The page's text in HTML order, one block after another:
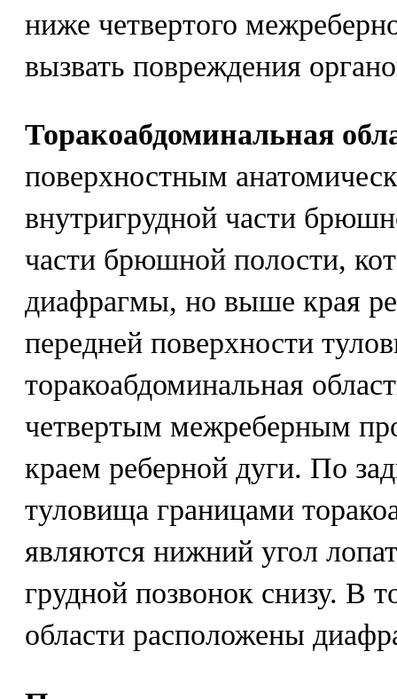
ниже четвертого
вызвать повреждения
Торакоабдоминальная
поверхностным
внутригрудной части
части брюшной полости,
диафрагмы, но выше края
передней поверхности
торакоабдоминальная
четвертым межреберным
краем реберной дуги. По
туловища границами
являются нижний угол
грудной позвонок снизу. В
области расположены